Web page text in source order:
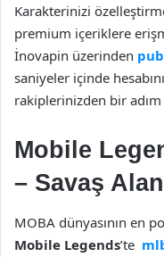
Karakterinizi
premium içeriklere
İnovapin üzerinden
saniyeler içinde
rakiplerinizden bir
Mobile
– Savaş
MOBA dünyasının en
Mobile Legends’te